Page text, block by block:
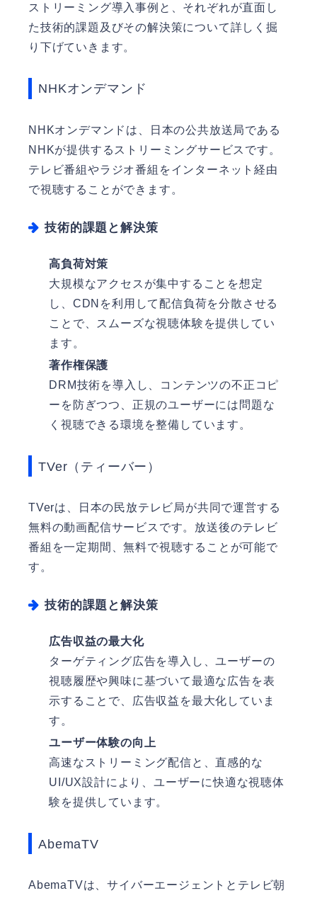
ストリーミング導入事例と、それぞれが直面し
た技術的課題及びその解決策について詳しく掘
り下げていきます。
NHKオンデマンド
NHKオンデマンドは、日本の公共放送局である
NHKが提供するストリーミングサービスです。
テレビ番組やラジオ番組をインターネット経由
で視聴することができます。
技術的課題と解決策
高負荷対策
大規模なアクセスが集中することを想定
し、CDNを利用して配信負荷を分散させる
ことで、スムーズな視聴体験を提供してい
ます。
著作権保護
DRM技術を導入し、コンテンツの不正コピ
ーを防ぎつつ、正規のユーザーには問題な
く視聴できる環境を整備しています。
TVer（ティーバー）
TVerは、日本の民放テレビ局が共同で運営する
無料の動画配信サービスです。放送後のテレビ
番組を一定期間、無料で視聴することが可能で
す。
技術的課題と解決策
広告収益の最大化
ターゲティング広告を導入し、ユーザーの
視聴履歴や興味に基づいて最適な広告を表
示することで、広告収益を最大化していま
す。
ユーザー体験の向上
高速なストリーミング配信と、直感的な
UI/UX設計により、ユーザーに快適な視聴体
験を提供しています。
AbemaTV
AbemaTVは、サイバーエージェントとテレビ朝